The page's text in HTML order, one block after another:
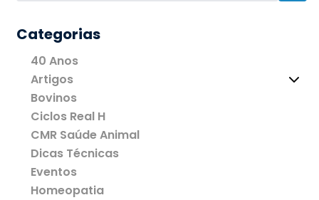
Categorias
40 Anos
Artigos
Bovinos
Ciclos Real H
CMR Saúde Animal
Dicas Técnicas
Eventos
Homeopatia